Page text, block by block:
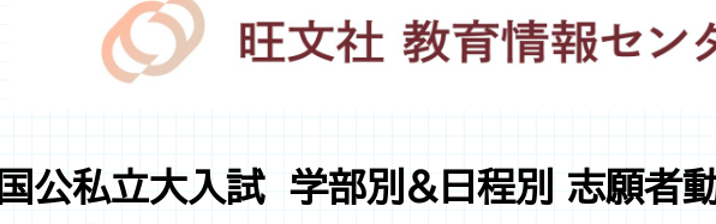
公私立大入試 学部別&日程別 志願者動